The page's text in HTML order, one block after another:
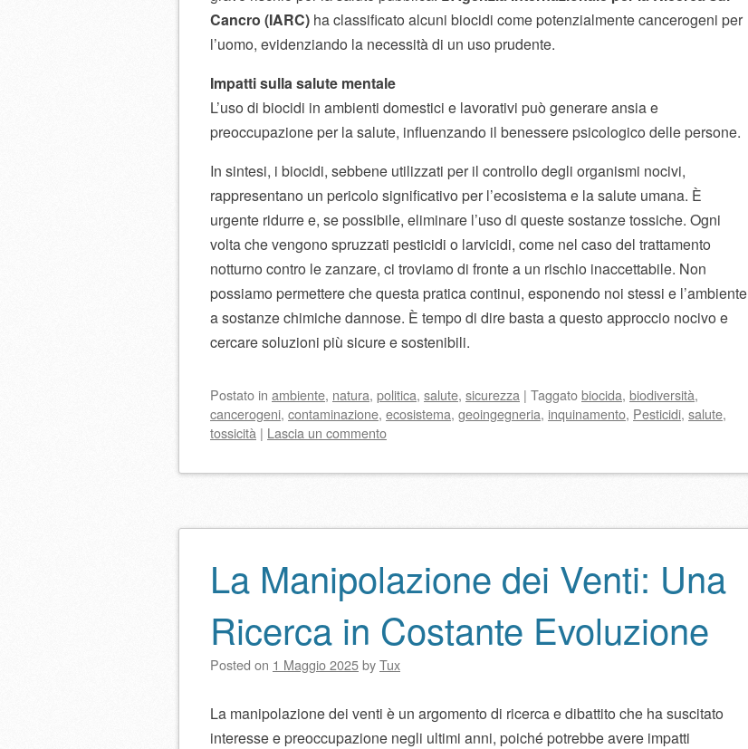
Cancro (IARC) ha classificato alcuni biocidi come potenzialmente cancerogeni per
l’uomo, evidenziando la necessità di un uso prudente.
Impatti sulla salute mentale
L’uso di biocidi in ambienti domestici e lavorativi può generare ansia e
preoccupazione per la salute, influenzando il benessere psicologico delle persone.
In sintesi, i biocidi, sebbene utilizzati per il controllo degli organismi nocivi,
rappresentano un pericolo significativo per l’ecosistema e la salute umana. È
urgente ridurre e, se possibile, eliminare l’uso di queste sostanze tossiche. Ogni
volta che vengono spruzzati pesticidi o larvicidi, come nel caso del trattamento
notturno contro le zanzare, ci troviamo di fronte a un rischio inaccettabile. Non
possiamo permettere che questa pratica continui, esponendo noi stessi e l’ambiente
a sostanze chimiche dannose. È tempo di dire basta a questo approccio nocivo e
cercare soluzioni più sicure e sostenibili.
Postato in ambiente, natura, politica, salute, sicurezza | Taggatobiocida, biodiversità,
cancerogeni, contaminazione, ecosistema, geoingegneria, inquinamento, Pesticidi, salute,
tossicità | Lascia un commento
La Manipolazione dei Venti: Una
Ricerca in Costante Evoluzione
Posted on 1 Maggio 2025byTux
La manipolazione dei venti è un argomento di ricerca e dibattito che ha suscitato
interesse e preoccupazione negli ultimi anni, poiché potrebbe avere impatti